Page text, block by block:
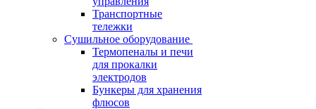
Транспортные
тележки
Сушильное оборудование
Термопеналы и печи
для прокалки
электродов
Бункеры для хранения
флюсов